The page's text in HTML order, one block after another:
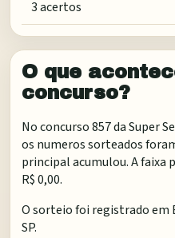
3 acertos
O que
concurso?
No concurso 857 da Super
os numeros sorteados
principal acumulou. A faixa
R$ 0,00.
O sorteio foi registrado em
SP.